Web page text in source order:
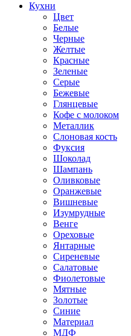
Кухни
Цвет
Белые
Черные
Желтые
Красные
Зеленые
Серые
Бежевые
Глянцевые
Кофе с молоком
Металлик
Слоновая кость
Фуксия
Шоколад
Шампань
Оливковые
Оранжевые
Вишневые
Изумрудные
Венге
Ореховые
Янтарные
Сиреневые
Салатовые
Фиолетовые
Мятные
Золотые
Синие
Материал
МДФ